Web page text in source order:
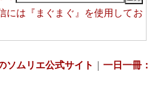
『まぐまぐ』 を使用してお
ソムリエ公式サイト ｜ 一日一冊：